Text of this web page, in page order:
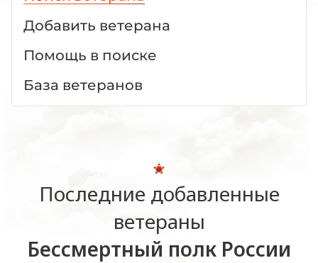
Добавить ветерана
Помощь в поиске
База ветеранов
Последние добавленные
ветераны
Бессмертный полк России